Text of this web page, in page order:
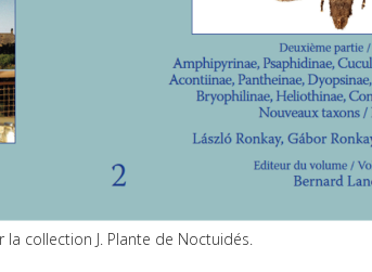
collection J. Plante de Noctuidés.